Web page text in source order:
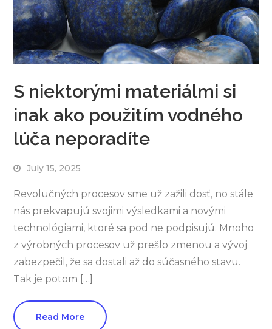
S niektorými materiálmi si
inak ako použitím vodného
lúča neporadíte
July 15, 2025
Revolučných procesov sme už zažili dosť, no stále
nás prekvapujú svojimi výsledkami a novými
technológiami, ktoré sa pod ne podpisujú. Mnoho
z výrobných procesov už prešlo zmenou a vývoj
zabezpečil, že sa dostali až do súčasného stavu.
Tak je potom […]
Read More